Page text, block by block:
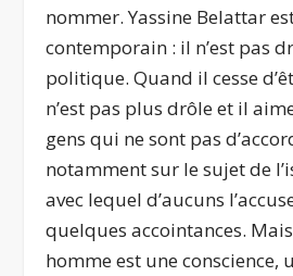
nommer. Yassine Belattar
contemporain : il n’est pas
politique. Quand il cesse
n’est pas plus drôle et il
gens qui ne sont pas
notamment sur le sujet de
avec lequel d’aucuns
quelques accointances.
homme est une conscience,